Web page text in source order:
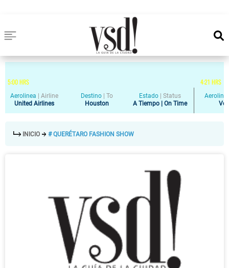
5:00HRS 4:21 HRS
Aerolinea
Airline
United Airlines
Destino
To
Houston
Estado
Status
A Tiempo | On Time
INICIO # QUERÉTARO FASHION SHOW